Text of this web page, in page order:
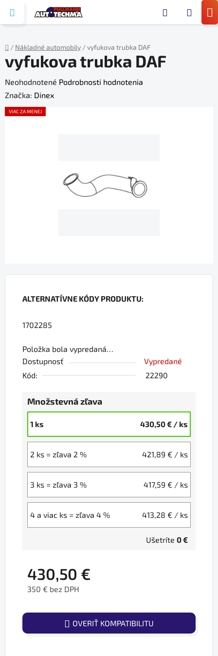
obsah
Domov
/ Nákladné automobily /vyfukova trubka DAF
ALTERNATÍVNE KÓDY PRODUKTU:
1702285
Položka bola vypredaná…
Dostupnosť
Vypredané
Kód:
22290
Množstevná zľava
1 ks 430,50 € / ks
2 ks = zľava 2 % 421,89 € / ks
3 ks = zľava 3 % 417,59 € / ks
4 a viac ks = zľava 4 % 413,28 € / ks
Ušetríte 0 €
430,50 €
350 € bez DPH
OVERIŤ KOMPATIBILITU
vyfukova trubka DAF
Priemerné
hodnotenie
produktu
Neohodnotené Podrobnosti hodnotenia
Značka: Dinex
VIAC ZA MENEJ